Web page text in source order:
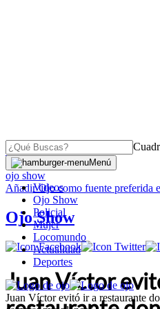
Menú
Videos
Ojo Show
Policial
Mujer
Locomundo
Actualidad
Deportes
Juan Víctor evitó ir a restaurante
OJO
ojo show
AñadirOjocomo fuente preferida
Ojo Show
Juan Víctor